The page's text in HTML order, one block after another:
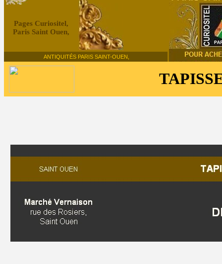
Pages Curiositel,
Paris Saint Ouen,
ANTIQUITÉS PARIS SAINT-OUEN,